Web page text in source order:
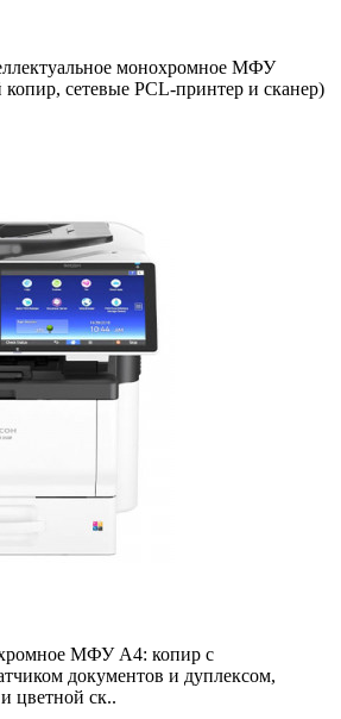
монохромное МФУ
сетевые PCL-принтер и сканер)
МФУ A4: копир с
документов и дуплексом,
цветной ск..